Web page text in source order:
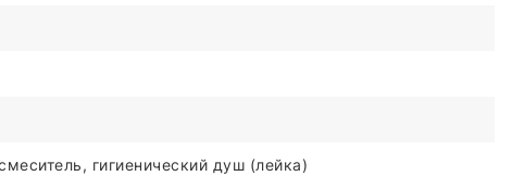
гигиенический душ (лейка)